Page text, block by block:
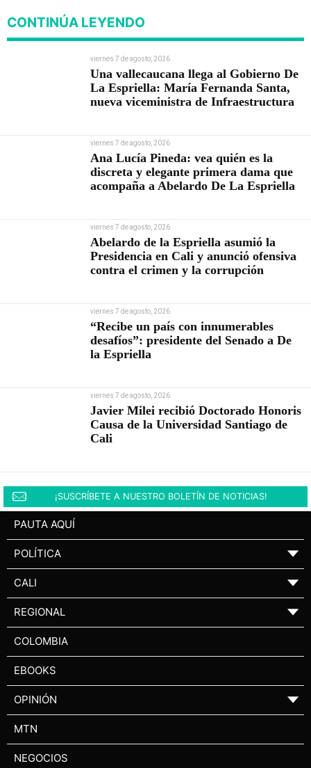
CONTINÚA LEYENDO
viernes 7 de agosto, 2026
Una vallecaucana llega al Gobierno De
La Espriella: María Fernanda Santa,
nueva viceministra de Infraestructura
viernes 7 de agosto, 2026
Ana Lucía Pineda: vea quién es la
discreta y elegante primera dama que
acompaña a Abelardo De La Espriella
viernes 7 de agosto, 2026
Abelardo de la Espriella asumió la
Presidencia en Cali y anunció ofensiva
contra el crimen y la corrupción
viernes 7 de agosto, 2026
“Recibe un país con innumerables
desafíos”: presidente del Senado a De
la Espriella
viernes 7 de agosto, 2026
Javier Milei recibió Doctorado Honoris
Causa de la Universidad Santiago de
Cali
¡SUSCRÍBETE A NUESTRO BOLETÍN DE NOTICIAS!
PAUTA AQUÍ
POLÍTICA ▼
CALI ▼
REGIONAL ▼
COLOMBIA
EBOOKS
OPINIÓN ▼
MTN
NEGOCIOS